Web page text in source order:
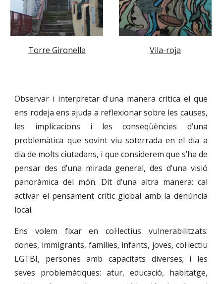
Torre Gironella Vila-roja
Observar i interpretar d'una manera crítica el que
ens rodeja ens ajuda a reflexionar sobre les causes,
les implicacions i les conseqüències d’una
problemàtica que sovint viu soterrada en el dia a
dia de molts ciutadans, i que considerem que s’ha de
pensar des d’una mirada general, des d’una visió
panoràmica del món. Dit d’una altra manera: cal
activar el pensament crític global amb la denúncia
local.
Ens volem fixar en col·lectius vulnerabilitzats:
dones, immigrants, famílies, infants, joves, col·lectiu
LGTBI, persones amb capacitats diverses; i les
seves problemàtiques: atur, educació, habitatge,